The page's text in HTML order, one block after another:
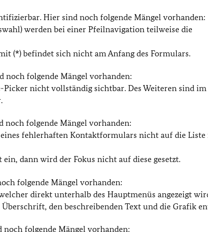
Hier sind noch folgende Mängel vorhanden:
werden bei einer Pfeilnavigation teilweise die
(*) befindet sich nicht am Anfang des Formulars.
noch folgende Mängel vorhanden:
Picker nicht vollständig sichtbar. Des Weiteren sind im
noch folgende Mängel vorhanden:
fehlerhaften Kontaktformulars nicht auf die
dann wird der Fokus nicht auf diese gesetzt.
folgende Mängel vorhanden:
direkt unterhalb des Hauptmenüs angezeigt
den beschreibenden Text und die Grafik
folgende Mängel vorhanden: